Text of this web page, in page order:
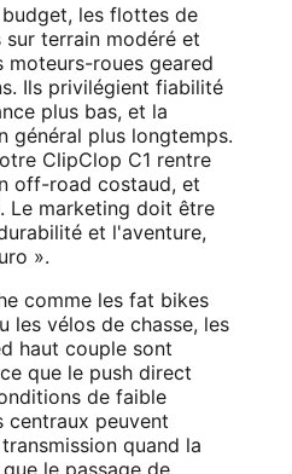
les flottes de
terrain modéré et
moteurs-roues geared
Ils privilégient fiabilité
plus bas, et la
général plus longtemps.
ClipClop C1 rentre
off-road costaud, et
Le marketing doit être
et l'aventure,
».
comme les fat bikes
les vélos de chasse, les
haut couple sont
que le push direct
de faible
centraux peuvent
quand la
le passage de